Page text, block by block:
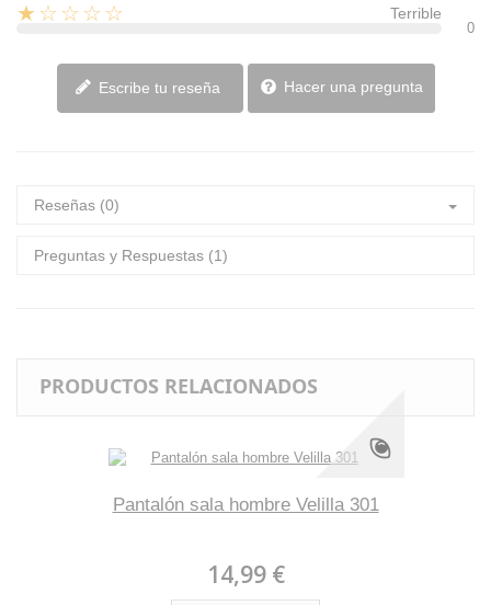
★☆☆☆☆ Terrible
0
Escribe tu reseña Hacer una pregunta
Reseñas (0)
Preguntas y Respuestas (1)
PRODUCTOS RELACIONADOS
Pantalón sala hombre Velilla 301
14,99 €